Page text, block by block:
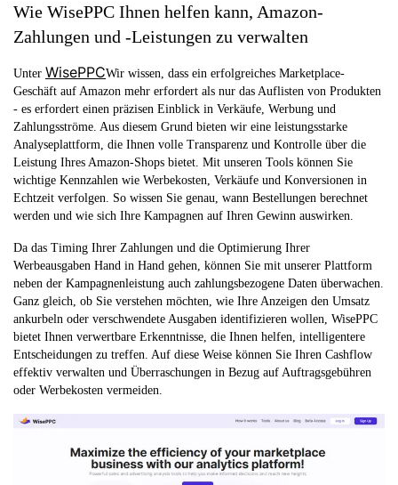
Wie WisePPC Ihnen helfen kann, Amazon-
Zahlungen und -Leistungen zu verwalten
Unter WisePPCWir wissen, dass ein erfolgreiches Marketplace-
Geschäft auf Amazon mehr erfordert als nur das Auflisten von Produkten
- es erfordert einen präzisen Einblick in Verkäufe, Werbung und
Zahlungsströme. Aus diesem Grund bieten wir eine leistungsstarke
Analyseplattform, die Ihnen volle Transparenz und Kontrolle über die
Leistung Ihres Amazon-Shops bietet. Mit unseren Tools können Sie
wichtige Kennzahlen wie Werbekosten, Verkäufe und Konversionen in
Echtzeit verfolgen. So wissen Sie genau, wann Bestellungen berechnet
werden und wie sich Ihre Kampagnen auf Ihren Gewinn auswirken.
Da das Timing Ihrer Zahlungen und die Optimierung Ihrer
Werbeausgaben Hand in Hand gehen, können Sie mit unserer Plattform
neben der Kampagnenleistung auch zahlungsbezogene Daten überwachen.
Ganz gleich, ob Sie verstehen möchten, wie Ihre Anzeigen den Umsatz
ankurbeln oder verschwendete Ausgaben identifizieren wollen, WisePPC
bietet Ihnen verwertbare Erkenntnisse, die Ihnen helfen, intelligentere
Entscheidungen zu treffen. Auf diese Weise können Sie Ihren Cashflow
effektiv verwalten und Überraschungen in Bezug auf Auftragsgebühren
oder Werbekosten vermeiden.